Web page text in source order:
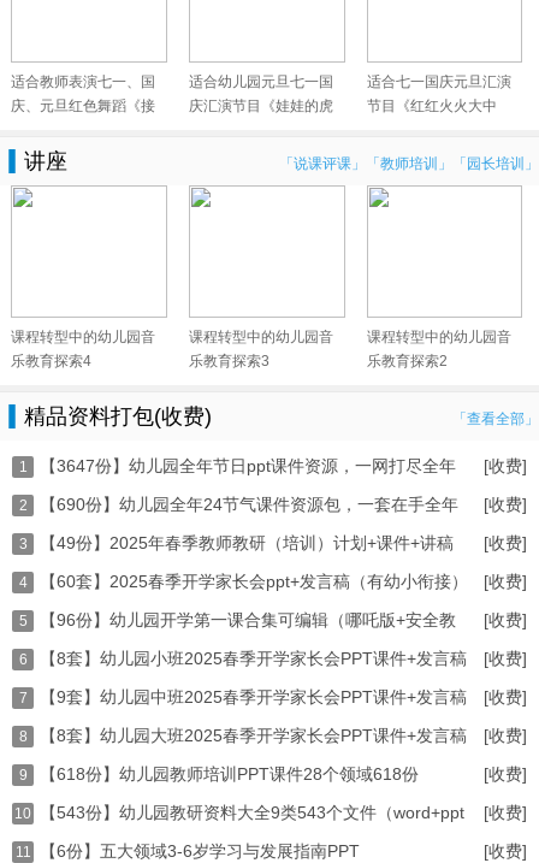
适合教师表演七一、国
庆、元旦红色舞蹈《接
适合幼儿园元旦七一国
庆汇演节目《娃娃的虎
适合七一国庆元旦汇演
节目《红红火火大中
「园长培训」
「教师培训」
「说课评课」
讲座
课程转型中的幼儿园音
乐教育探索4
课程转型中的幼儿园音
乐教育探索3
课程转型中的幼儿园音
乐教育探索2
「查看全部」
精品资料打包(收费)
[收费]
1
【3647份】幼儿园全年节日ppt课件资源，一网打尽全年
[收费]
2
【690份】幼儿园全年24节气课件资源包，一套在手全年
[收费]
3
【49份】2025年春季教师教研（培训）计划+课件+讲稿
[收费]
4
【60套】2025春季开学家长会ppt+发言稿（有幼小衔接）
[收费]
5
【96份】幼儿园开学第一课合集可编辑（哪吒版+安全教
[收费]
6
【8套】幼儿园小班2025春季开学家长会PPT课件+发言稿
[收费]
7
【9套】幼儿园中班2025春季开学家长会PPT课件+发言稿
[收费]
8
【8套】幼儿园大班2025春季开学家长会PPT课件+发言稿
[收费]
9
【618份】幼儿园教师培训PPT课件28个领域618份
[收费]
10
【543份】幼儿园教研资料大全9类543个文件（word+ppt
[收费]
11
【6份】五大领域3-6岁学习与发展指南PPT